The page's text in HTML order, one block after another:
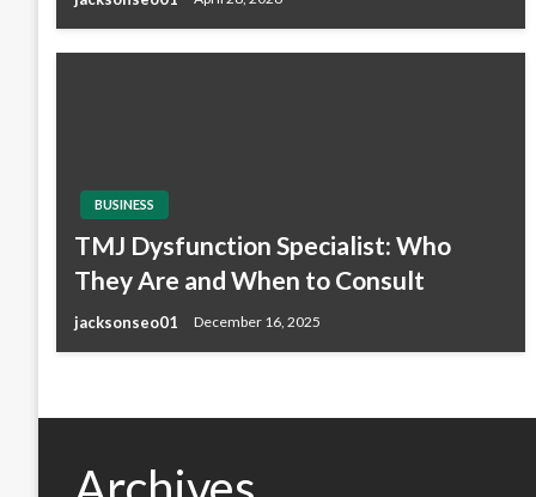
BUSINESS
TMJ Dysfunction Specialist: Who
They Are and When to Consult
jacksonseo01 December 16, 2025